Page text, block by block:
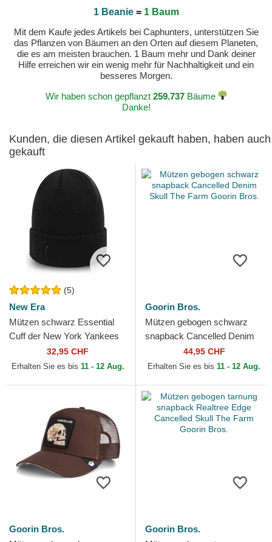
1 Beanie= 1 Baum
Mit dem Kaufe jedes Artikels bei Caphunters, unterstützen Sie
das Pflanzen von Bäumen an den Orten auf diesem Planeten,
die es am meisten brauchen. 1 Baum mehr und Dank deiner
Hilfe erreichen wir ein wenig mehr für Nachhaltigkeit und ein
besseres Morgen.
Wir haben schon gepflanzt 259.737Bäume
Danke!
Kunden, die diesen Artikel gekauft haben, haben auch
gekauft
(5)
New Era
Mützen schwarz Essential
Cuff der New York Yankees
MLB von New Era
32,95 CHF
Erhalten Sie es bis 11 - 12 Aug.
Goorin Bros.
Mützen gebogen schwarz
snapback Cancelled Denim
Skull The Farm Goorin Bros.
44,95 CHF
Erhalten Sie es bis 11 - 12 Aug.
Goorin Bros.
Goorin Bros.